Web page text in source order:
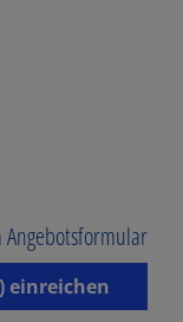
Angebotsformular
einreichen